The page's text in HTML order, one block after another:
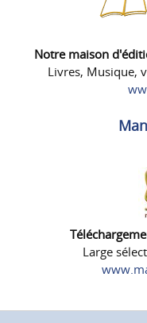
Notre maison
Livres, Musique,
Large